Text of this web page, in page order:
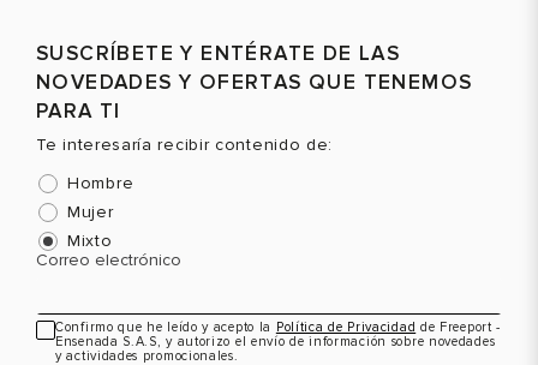
SUSCRÍBETE Y ENTÉRATE DE LAS
NOVEDADES Y OFERTAS QUE TENEMOS
PARA TI
Te interesaría recibir contenido de:
Hombre
Mujer
Mixto
Correo electrónico
Confirmo que he leído y acepto la Política de Privacidad de Freeport -
Ensenada S.A.S, y autorizo el envío de información sobre novedades
y actividades promocionales.